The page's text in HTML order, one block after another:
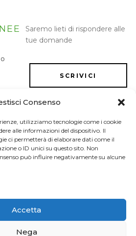
Consenso
utilizziamo tecnologie come i cookie
alle informazioni del dispositivo. Il
ci permetterà di elaborare dati come il
o ID unici su questo sito. Non
può influire negativamente su alcune
Accetta
Nega
Saremo lieti di rispondere alle
tue domande
SCRIVICI
LAVORA CON NOI